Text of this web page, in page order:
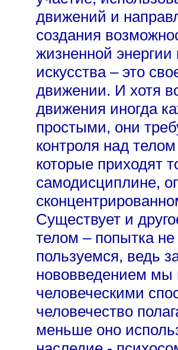
движений и
создания
жизненной
искусства – это
движении. И хотя
движения иногда
простыми, они
контроля над
которые приходят
самодисциплине,
Существует и
телом – попытка
пользуемся, ведь
нововведением мы
человеческими
человечество
меньше оно